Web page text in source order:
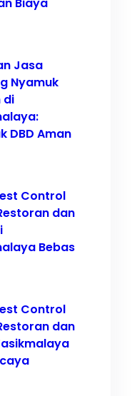
Jasa
Nyamuk
di
DBD Aman
Control
dan
Bebas
Control
dan